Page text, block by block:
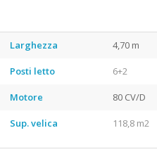
Larghezza 4,70 m
Posti letto 6+2
Motore 80 CV/D
Sup. velica 118,8 m2